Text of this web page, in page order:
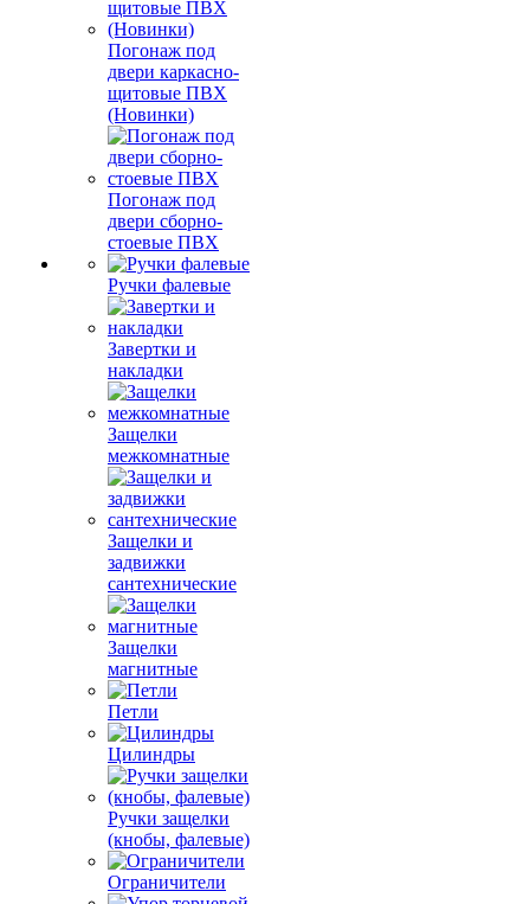
Погонаж под
двери каркасно-
щитовые ПВХ
(Новинки)
Погонаж под
двери сборно-
стоевые ПВХ
Ручки фалевые
Завертки и
накладки
Защелки
межкомнатные
Защелки и
задвижки
сантехнические
Защелки
магнитные
Петли
Цилиндры
Ручки защелки
(кнобы, фалевые)
Ограничители